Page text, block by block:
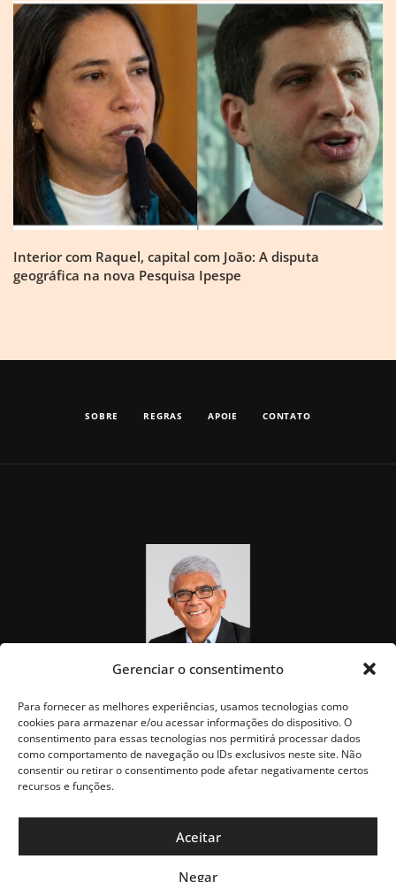
Gerenciar o consentimento
Para fornecer as melhores experiências, usamos tecnologias como
cookies para armazenar e/ou acessar informações do dispositivo. O
consentimento para essas tecnologias nos permitirá processar dados
como comportamento de navegação ou IDs exclusivos neste site. Não
consentir ou retirar o consentimento pode afetar negativamente certos
recursos e funções.
Aceitar
Negar
Interior com Raquel, capital com João: A disputa
geográfica na nova Pesquisa Ipespe
SOBRE REGRAS APOIE CONTATO